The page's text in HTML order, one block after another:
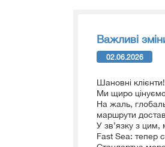
Важливі
02.06.2026
Шановні клієнти!
Ми щиро
На жаль,
маршрути
У зв’язку з цим,
Fast Sea: тепер